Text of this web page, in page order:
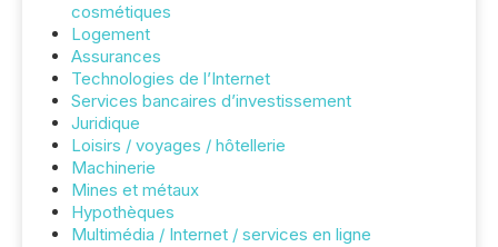
cosmétiques
Logement
Assurances
Technologies de l’Internet
Services bancaires d’investissement
Juridique
Loisirs / voyages / hôtellerie
Machinerie
Mines et métaux
Hypothèques
Multimédia / Internet / services en ligne